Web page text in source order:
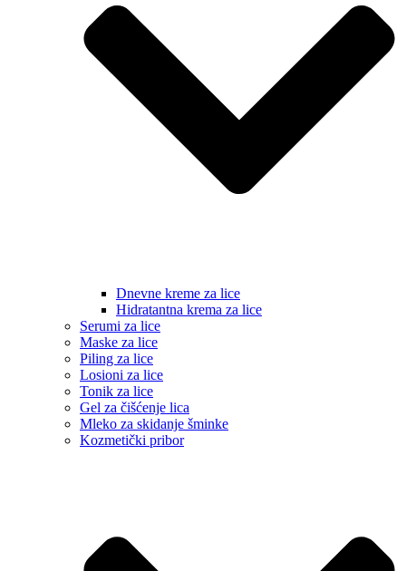
Dnevne kreme za lice
Hidratantna krema za lice
Serumi za lice
Maske za lice
Piling za lice
Losioni za lice
Tonik za lice
Gel za čišćenje lica
Mleko za skidanje šminke
Kozmetički pribor